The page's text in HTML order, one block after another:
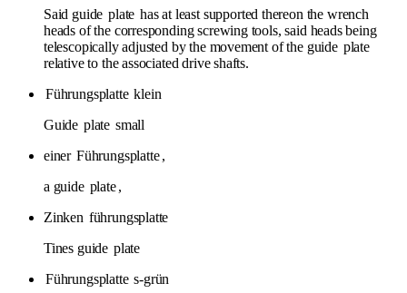
Said guide plate has at least supported thereon the wrench
heads of the corresponding screwing tools, said heads being
telescopically adjusted by the movement of the guide plate
relative to the associated drive shafts.
Führungsplatte klein
Guide plate small
einer Führungsplatte ,
a guide plate,
Zinken führungsplatte
Tines guide plate
Führungsplatte s-grün